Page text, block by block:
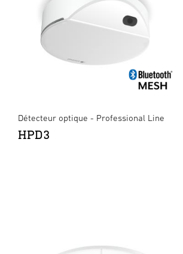
Détecteur optique - Professional Line
HPD3